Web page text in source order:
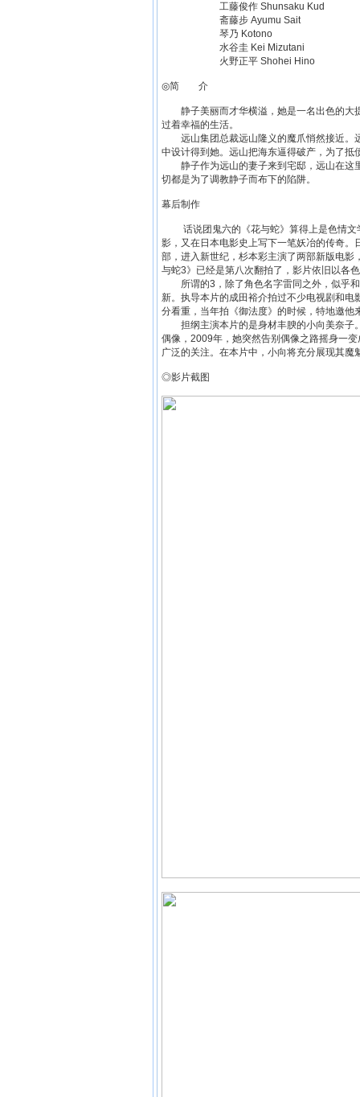
工藤俊作 Shunsaku Kud
斋藤步 Ayumu Sait
琴乃 Kotono
水谷圭 Kei Mizutani
火野正平 Shohei Hino
◎简 介
静子美丽而才华横溢，她是一名出色的大
过着幸福的生活。
远山集团总裁远山隆义的魔爪悄然接近。
中设计得到她。远山把海东逼得破产，为了抵
静子作为远山的妻子来到宅邸，远山在这
切都是为了调教静子而布下的陷阱。
幕后制作
话说团鬼六的《花与蛇》算得上是色情文
影，又在日本电影史上写下一笔妖冶的传奇
部，进入新世纪，杉本彩主演了两部新版电
与蛇3》已经是第八次翻拍了，影片依旧以各
所谓的3，除了角色名字雷同之外，似乎和
新。执导本片的成田裕介拍过不少电视剧和
分看重，当年拍《御法度》的时候，特地邀他
担纲主演本片的是身材丰腴的小向美奈子
偶像，2009年，她突然告别偶像之路摇身一
广泛的关注。在本片中，小向将充分展现其魔
◎影片截图